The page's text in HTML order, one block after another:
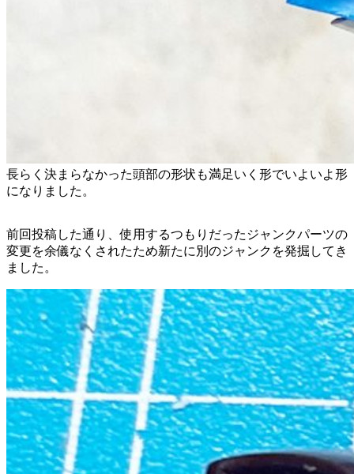
長らく決まらなかった頭部の形状も満足いく形でいよいよ形
になりました。
前回投稿した通り、使用するつもりだったジャンクパーツの
変更を余儀なくされたため新たに別のジャンクを発掘してき
ました。